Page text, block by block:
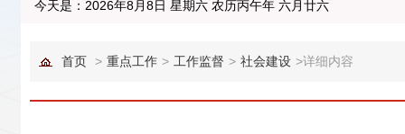
今天是： 2026年8月8日 星期六 农历丙午年 六月廿六
首页 > 重点工作 > 工作监督 > 社会建设 >详细内容